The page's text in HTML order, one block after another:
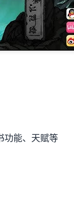
功能、天赋等